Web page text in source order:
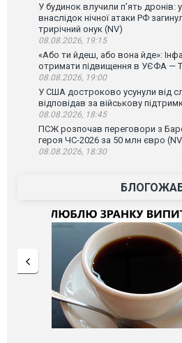
У будинок влучили п’ять дронів: у
внаслідок нічної атаки РФ
трирічний онук (NV)
08.08.2026, 19:15
«Або ти йдеш, або вона йде»:
отримати підвищення в УЄФА —
08.08.2026, 19:00
У США достроково усунули від
відповідав за військову
08.08.2026, 18:45
ПСЖ розпочав переговори з
героя ЧС-2026 за 50 млн євро
08.08.2026, 18:30